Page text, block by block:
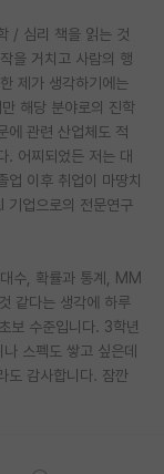
/ 심리 책을 읽는 것
을 거치고 사람의 행
제가 생각하기에는
해당 분야로의 진학
에 관련 산업체도 적
. 어찌되었든 저는 대
업 이후 취업이 마땅치
기업으로의 전문연구
수, 확률과 통계, MM
같다는 생각에 하루
보 수준입니다. 3학년
스펙도 쌓고 싶은데
도 감사합니다. 잠깐